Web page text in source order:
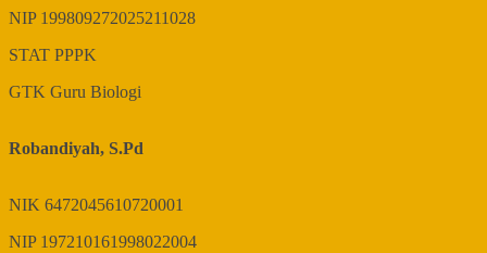
NIP 199809272025211028
STAT PPPK
GTK Guru Biologi
Robandiyah, S.Pd
NIK 6472045610720001
NIP 197210161998022004